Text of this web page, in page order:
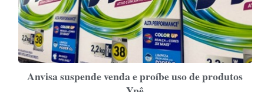
Anvisa suspende venda e proíbe uso de produtos